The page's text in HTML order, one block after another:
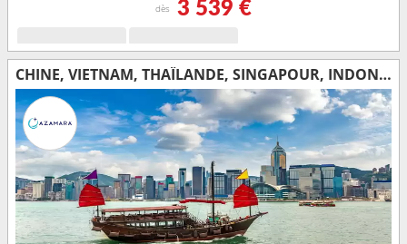
dès 3 539 €
CHINE, VIETNAM, THAÏLANDE, SINGAPOUR, INDONÉSIE, AUSTRALIE